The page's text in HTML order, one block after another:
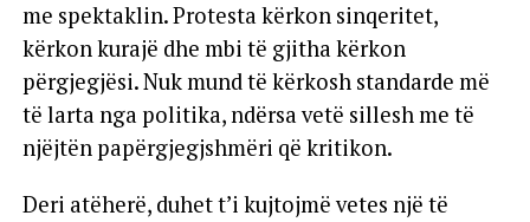
me spektaklin. Protesta kërkon sinqeritet,
kërkon kurajë dhe mbi të gjitha kërkon
përgjegjësi. Nuk mund të kërkosh standarde më
të larta nga politika, ndërsa vetë sillesh me të
njëjtën papërgjegjshmëri që kritikon.
Deri atëherë, duhet t’i kujtojmë vetes një të